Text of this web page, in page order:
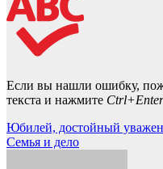
Если вы нашли ошибку,
текста и нажмите Ctrl+Enter
Навигация
по
Юбилей, достойный
Семья и дело